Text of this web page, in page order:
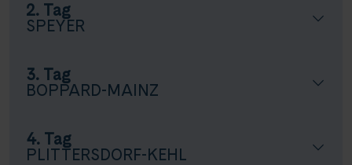
2. Tag
SPEYER
3. Tag
BOPPARD-MAINZ
4. Tag
PLITTERSDORF-KEHL